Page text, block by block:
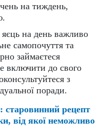
на тиждень,
яєць на день важливо
самопочуття та
займаєтеся
включити до свого
з
поради.
старовинний рецепт
від якої неможливо